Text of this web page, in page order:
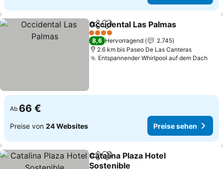
TeilenZu Favoriten hinzufügen
Occidental Las Palmas
4 Sterne
8,6 Hervorragend
2.745
2.6 km bis Paseo De Las Canteras
Entspannender Whirlpool auf dem Dach
Ab 66 €
Preise von 24 Websites Preise sehen
TeilenZu Favoriten hinzufügen
Catalina Plaza Hotel
Sostenible